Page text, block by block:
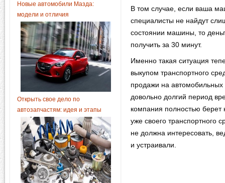
Новые автомобили Мазда:
модели и отличия
Открыть свое дело по
автозапчастям: идея и этапы
В том случае, если ваша
специалисты не найдут
состоянии машины, то
получить за 30 минут.
Именно такая ситуация
выкупом транспортного
продажи на автомобильных
довольно долгий период
компания полностью
уже своего транспортного
не должна интересовать,
и устраивали.